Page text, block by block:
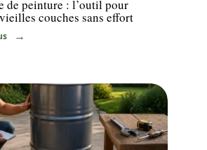
de peinture : l’outil pour
couches sans effort